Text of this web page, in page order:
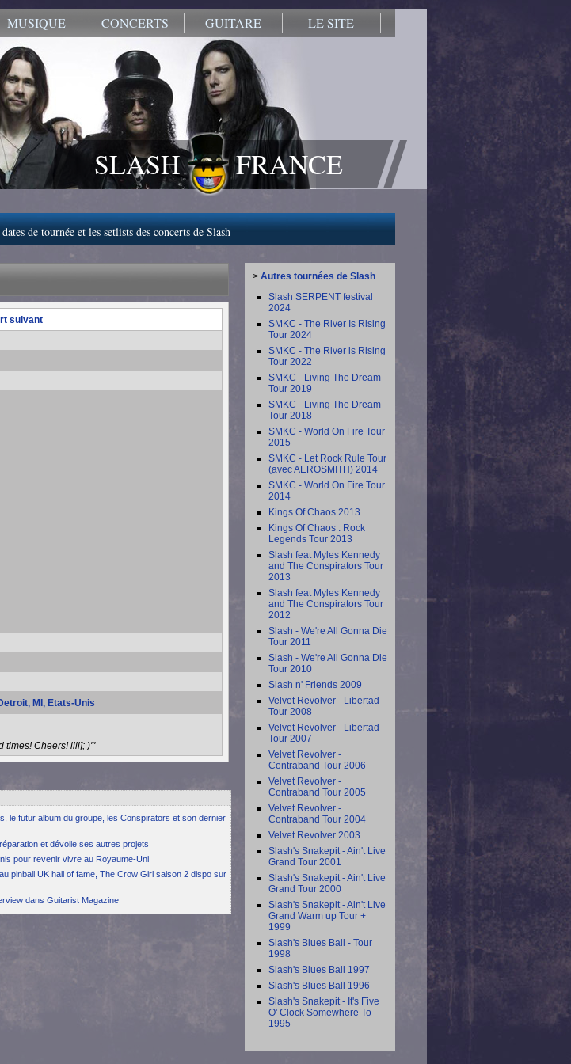
MUSIQUE CONCERTS GUITARE LE SITE
SLASH FRANCE
de tournée et les setlists des concerts de Slash
suivant
MI, Etats-Unis
times! Cheers! iiii]; )'"
le futur album du groupe, les Conspirators et son dernier
et dévoile ses autres projets
pour revenir vivre au Royaume-Uni
pinball UK hall of fame, The Crow Girl saison 2 dispo sur
dans Guitarist Magazine
> Autres tournées de Slash
Slash SERPENT festival
2024
SMKC - The River Is Rising
Tour 2024
SMKC - The River is Rising
Tour 2022
SMKC - Living The Dream
Tour 2019
SMKC - Living The Dream
Tour 2018
SMKC - World On Fire Tour
2015
SMKC - Let Rock Rule Tour
(avec AEROSMITH) 2014
SMKC - World On Fire Tour
2014
Kings Of Chaos 2013
Kings Of Chaos : Rock
Legends Tour 2013
Slash feat Myles Kennedy
and The Conspirators Tour
2013
Slash feat Myles Kennedy
and The Conspirators Tour
2012
Slash - We're All Gonna Die
Tour 2011
Slash - We're All Gonna Die
Tour 2010
Slash n' Friends 2009
Velvet Revolver - Libertad
Tour 2008
Velvet Revolver - Libertad
Tour 2007
Velvet Revolver -
Contraband Tour 2006
Velvet Revolver -
Contraband Tour 2005
Velvet Revolver -
Contraband Tour 2004
Velvet Revolver 2003
Slash's Snakepit - Ain't Live
Grand Tour 2001
Slash's Snakepit - Ain't Live
Grand Tour 2000
Slash's Snakepit - Ain't Live
Grand Warm up Tour +
1999
Slash's Blues Ball - Tour
1998
Slash's Blues Ball 1997
Slash's Blues Ball 1996
Slash's Snakepit - It's Five
O' Clock Somewhere To
1995